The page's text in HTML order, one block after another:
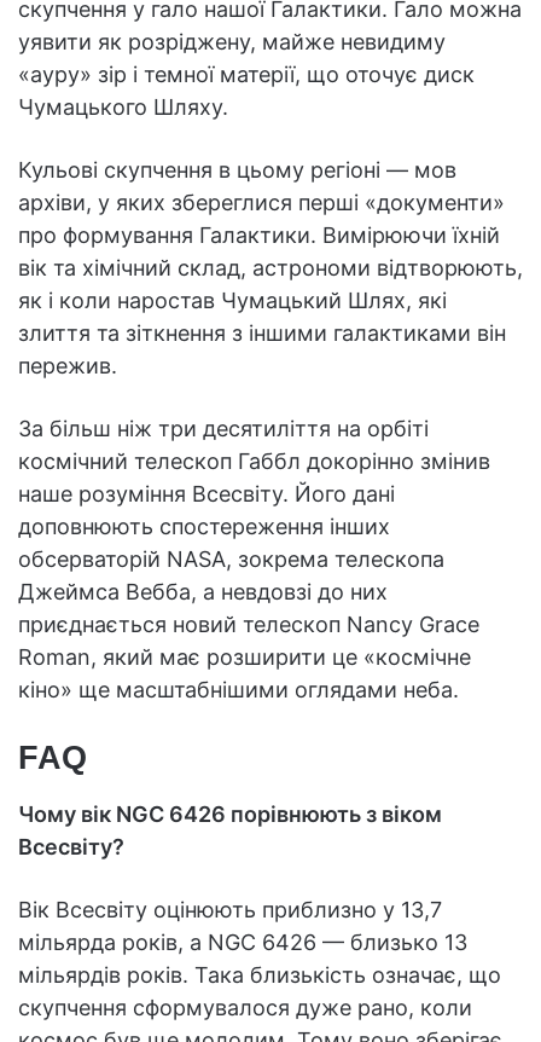
скупчення у гало нашої Галактики. Гало можна
уявити як розріджену, майже невидиму
«ауру» зір і темної матерії, що оточує диск
Чумацького Шляху.
Кульові скупчення в цьому регіоні — мов
архіви, у яких збереглися перші «документи»
про формування Галактики. Вимірюючи їхній
вік та хімічний склад, астрономи відтворюють,
як і коли наростав Чумацький Шлях, які
злиття та зіткнення з іншими галактиками він
пережив.
За більш ніж три десятиліття на орбіті
космічний телескоп Габбл докорінно змінив
наше розуміння Всесвіту. Його дані
доповнюють спостереження інших
обсерваторій NASA, зокрема телескопа
Джеймса Вебба, а невдовзі до них
приєднається новий телескоп Nancy Grace
Roman, який має розширити це «космічне
кіно» ще масштабнішими оглядами неба.
FAQ
Чому вік NGC 6426 порівнюють з віком
Всесвіту?
Вік Всесвіту оцінюють приблизно у 13,7
мільярда років, а NGC 6426 — близько 13
мільярдів років. Така близькість означає, що
скупчення сформувалося дуже рано, коли